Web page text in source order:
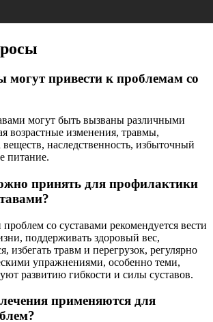
могут привести к проблемам со
могут быть вызваны различными
возрастные изменения, травмы,
наследственность, избыточный
питание.
принять для профилактики
со суставами рекомендуется вести
поддерживать здоровый вес,
избегать травм и перегрузок, регулярно
упражнениями, особенно теми,
развитию гибкости и силы суставов.
применяются для